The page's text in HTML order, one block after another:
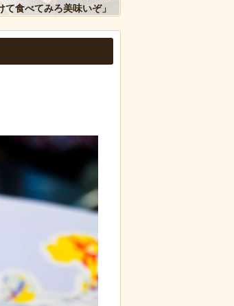
人をウソ発見器にかける方針
注文して………キャンセルっと！」←こいつの目的
撮影していたら…とんでもない“ファンサ”を受けた
行列、出来ない
て食べてみろ美味いぞ」